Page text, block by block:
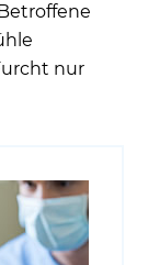
nur